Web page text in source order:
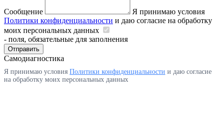
Сообщение
Я принимаю условия
Политики конфиденциальности и даю согласие на обработку
моих персональных данных
- поля, обязательные для заполнения
Отправить
Самодиагностика
Я принимаю условия Политики конфиденциальности и даю согласие
на обработку моих персональных данных